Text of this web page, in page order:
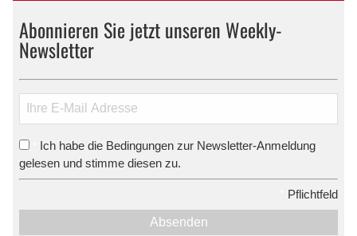
Abonnieren Sie jetzt unseren Weekly-
Newsletter
Ich habe die Bedingungen zur Newsletter-Anmeldung
gelesen und stimme diesen zu.
Pflichtfeld
Absenden